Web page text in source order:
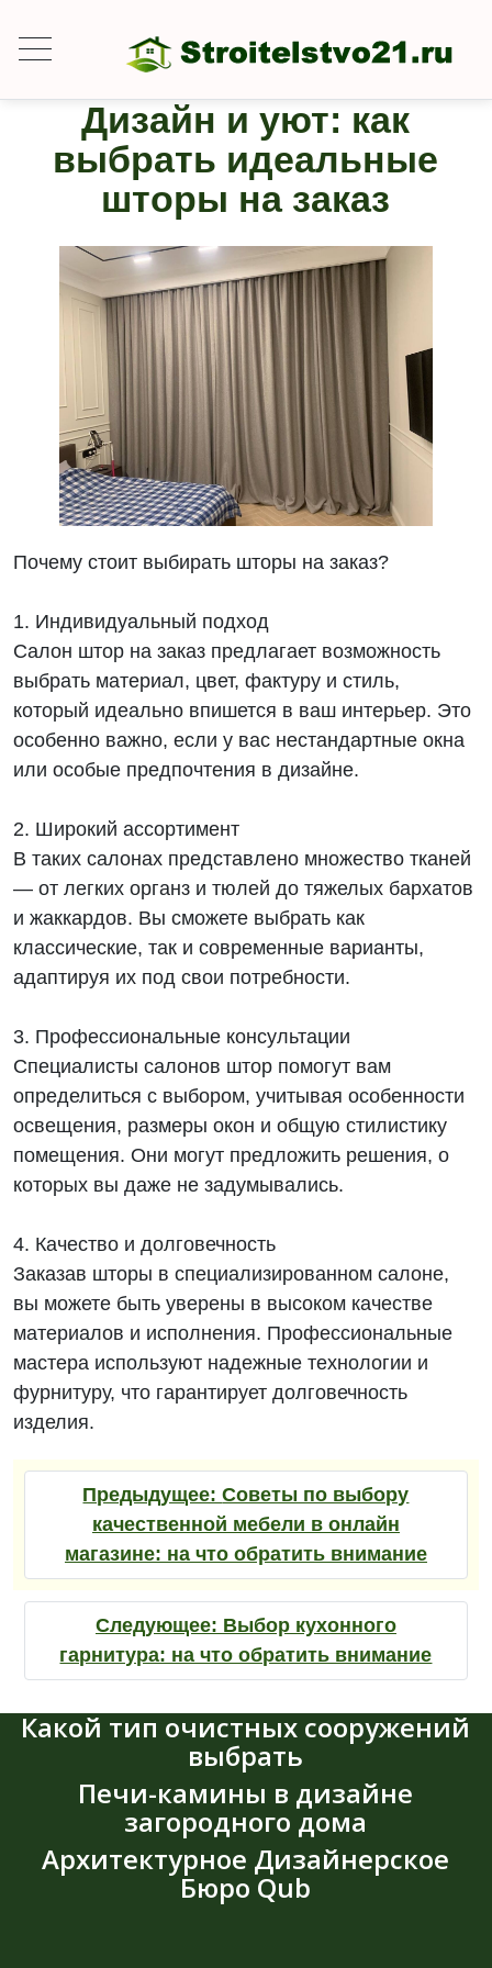
Дизайн и уют: как
выбрать идеальные
шторы на заказ
Почему стоит выбирать шторы на заказ?
1. Индивидуальный подход
Салон штор на заказ предлагает возможность
выбрать материал, цвет, фактуру и стиль,
который идеально впишется в ваш интерьер. Это
особенно важно, если у вас нестандартные окна
или особые предпочтения в дизайне.
2. Широкий ассортимент
В таких салонах представлено множество тканей
— от легких органз и тюлей до тяжелых бархатов
и жаккардов. Вы сможете выбрать как
классические, так и современные варианты,
адаптируя их под свои потребности.
3. Профессиональные консультации
Специалисты салонов штор помогут вам
определиться с выбором, учитывая особенности
освещения, размеры окон и общую стилистику
помещения. Они могут предложить решения, о
которых вы даже не задумывались.
4. Качество и долговечность
Заказав шторы в специализированном салоне,
вы можете быть уверены в высоком качестве
материалов и исполнения. Профессиональные
мастера используют надежные технологии и
фурнитуру, что гарантирует долговечность
изделия.
Предыдущее:Советы по выбору
качественной мебели в онлайн
магазине: на что обратить внимание
Следующее: Выбор кухонного
гарнитура: на что обратить внимание
Какой тип очистных сооружений
выбрать
Печи-камины в дизайне
загородного дома
Архитектурное Дизайнерское
Бюро Qub